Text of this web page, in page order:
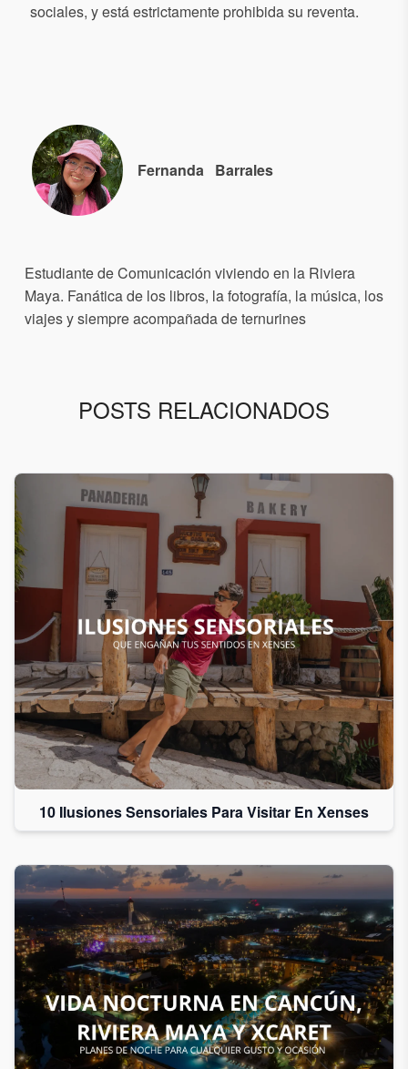
sociales, y está estrictamente prohibida su reventa.
Fernanda Barrales
Estudiante de Comunicación viviendo en la Riviera
Maya. Fanática de los libros, la fotografía, la música, los
viajes y siempre acompañada de ternurines
POSTS RELACIONADOS
10 Ilusiones Sensoriales Para Visitar En Xenses